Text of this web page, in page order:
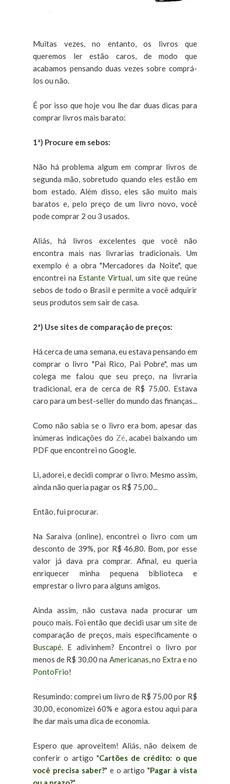
Muitas vezes, no entanto, os livros que
queremos ler estão caros, de modo que
acabamos pensando duas vezes sobre comprá-
los ou não.
É por isso que hoje vou lhe dar duas dicas para
comprar livros mais barato:
1ª) Procure em sebos:
Não há problema algum em comprar livros de
segunda mão, sobretudo quando eles estão em
bom estado. Além disso, eles são muito mais
baratos e, pelo preço de um livro novo, você
pode comprar 2 ou 3 usados.
Aliás, há livros excelentes que você não
encontra mais nas livrarias tradicionais. Um
exemplo é a obra "Mercadores da Noite", que
encontrei na Estante Virtual, um site que reúne
sebos de todo o Brasil e permite a você adquirir
seus produtos sem sair de casa.
2ª) Use sites de comparação de preços:
Há cerca de uma semana, eu estava pensando em
comprar o livro "Pai Rico, Pai Pobre", mas um
colega me falou que seu preço, na livraria
tradicional, era de cerca de R$ 75,00. Estava
caro para um best-seller do mundo das finanças...
Como não sabia se o livro era bom, apesar das
inúmeras indicações do Zé, acabei baixando um
PDF que encontrei no Google.
Li, adorei, e decidi comprar o livro. Mesmo assim,
ainda não queria pagar os R$ 75,00...
Então, fui procurar.
Na Saraiva (online), encontrei o livro com um
desconto de 39%, por R$ 46,80. Bom, por esse
valor já dava pra comprar. Afinal, eu queria
enriquecer minha pequena biblioteca e
emprestar o livro para alguns amigos.
Ainda assim, não custava nada procurar um
pouco mais. Foi então que decidi usar um site de
comparação de preços, mais especificamente o
Buscapé. E adivinhem? Encontrei o livro por
menos de R$ 30,00 na Americanas, no Extra e no
PontoFrio!
Resumindo: comprei um livro de R$ 75,00 por R$
30,00, economizei 60% e agora estou aqui para
lhe dar mais uma dica de economia.
Espero que aproveitem! Aliás, não deixem de
conferir o artigo "Cartões de crédito: o que
você precisa saber?" e o artigo "Pagar à vista